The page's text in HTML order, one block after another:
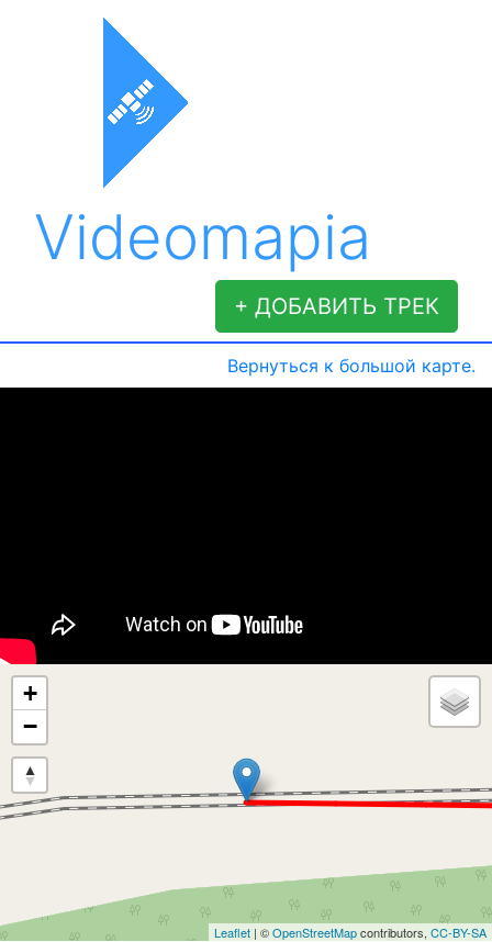
Videomapia
+ ДОБАВИТЬ ТРЕК
Вернуться к большой карте.
+
−
Leaflet | ©OpenStreetMapcontributors, CC-BY-SA